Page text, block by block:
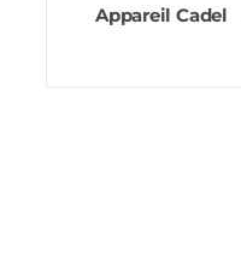
Appareil Cadel